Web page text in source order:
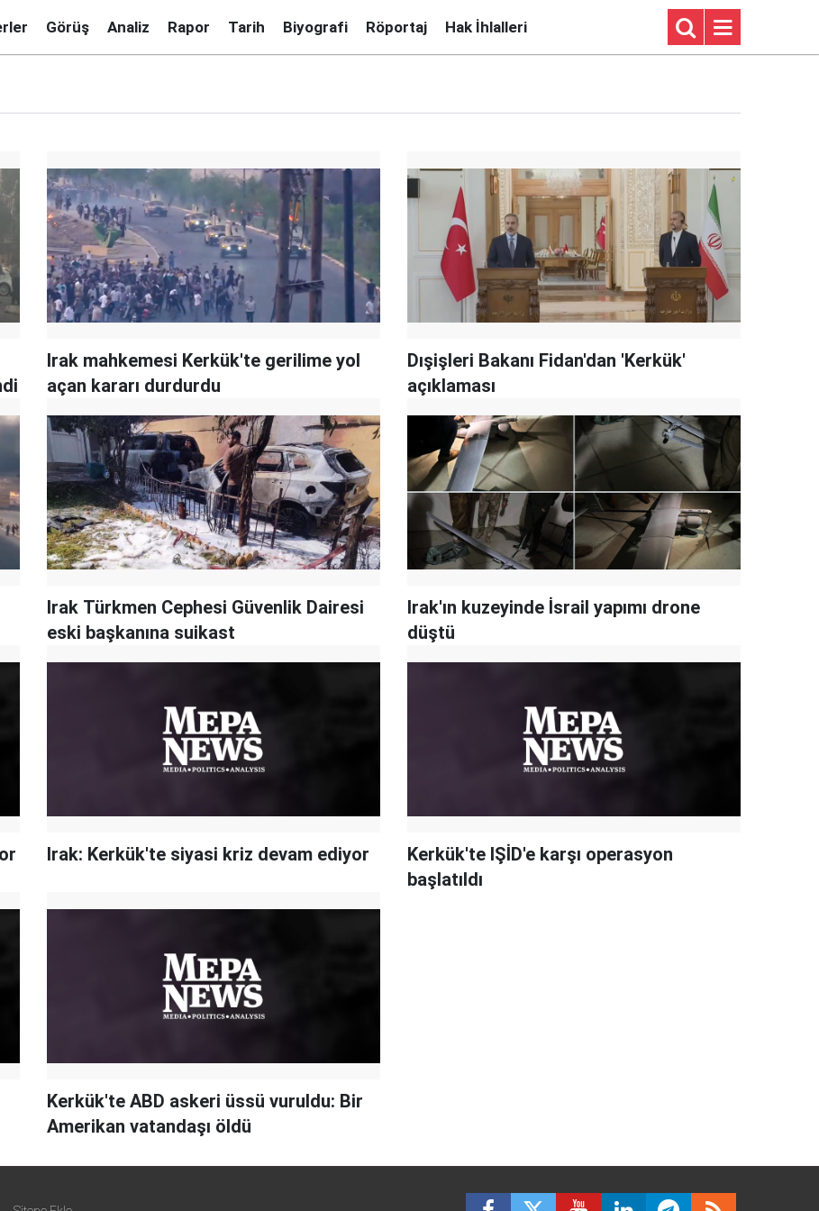
Görüş Analiz Rapor Tarih Biyografi Röportaj Hak İhlalleri
Irak mahkemesi Kerkük'te gerilime yol
açan kararı durdurdu
Dışişleri Bakanı Fidan'dan 'Kerkük'
açıklaması
Irak Türkmen Cephesi Güvenlik Dairesi
eski başkanına suikast
Irak'ın kuzeyinde İsrail yapımı drone
düştü
Irak: Kerkük'te siyasi kriz devam ediyor
Kerkük'te IŞİD'e karşı operasyon
başlatıldı
Kerkük'te ABD askeri üssü vuruldu: Bir
Amerikan vatandaşı öldü